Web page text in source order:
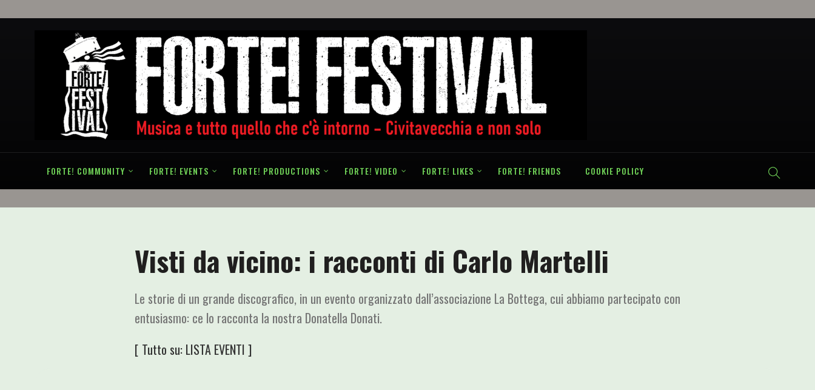
FORTE! COMMUNITY FORTE! EVENTS FORTE! PRODUCTIONS FORTE! VIDEO FORTE! LIKES FORTE! FRIENDS COOKIE POLICY
Visti da vicino: i racconti di Carlo Martelli
Le storie di un grande discografico, in un evento organizzato dall’associazione La Bottega, cui abbiamo partecipato con
entusiasmo: ce lo racconta la nostra Donatella Donati.
[ Tutto su: LISTA EVENTI ]